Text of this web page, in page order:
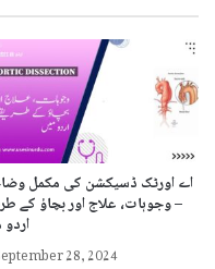
اے اورٹک ڈسیکشن کی مکمل
– وجوہات، علاج اور بچاؤ کے
28, 2024